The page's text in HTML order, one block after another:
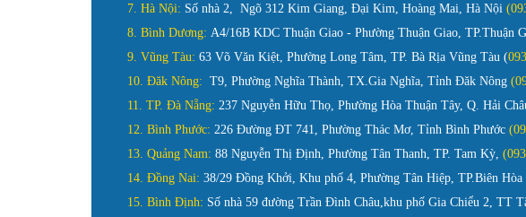
7. Hà Nội: Số nhà 2, Ngõ 312 Kim Giang, Đại Kim, Hoàng Mai, Hà Nội
8. Bình Dương: A4/16B KDC Thuận Giao - Phường Thuận Giao, TP.Thuận
9. Vũng Tàu: 63 Võ Văn Kiệt, Phường Long Tâm, TP. Bà Rịa Vũng Tàu (
10. Đăk Nông: T9, Phường Nghĩa Thành, TX.Gia Nghĩa, Tỉnh Đăk Nông
11. TP. Đà Nẵng: 237 Nguyễn Hữu Thọ, Phường Hòa Thuận Tây, Q. Hải
12. Bình Phước: 226 Đường ĐT 741, Phường Thác Mơ, Tỉnh Bình Phước
13. Quảng Nam: 88 Nguyễn Thị Định, Phường Tân Thanh, TP. Tam Kỳ,
14. Đồng Nai: 38/29 Đồng Khởi, Khu phố 4, Phường Tân Hiệp, TP.Biên Hòa
15. Bình Định: Số nhà 59 đường Trần Đình Châu,khu phố Gia Chiểu 2, TT